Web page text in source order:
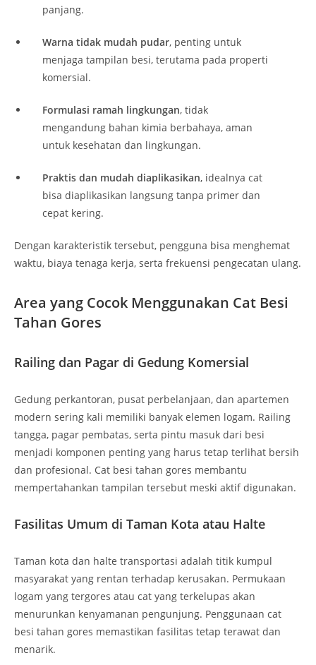
panjang.
Warna tidak mudah pudar, penting untuk
menjaga tampilan besi, terutama pada properti
komersial.
Formulasi ramah lingkungan, tidak
mengandung bahan kimia berbahaya, aman
untuk kesehatan dan lingkungan.
Praktis dan mudah diaplikasikan, idealnya cat
bisa diaplikasikan langsung tanpa primer dan
cepat kering.
Dengan karakteristik tersebut, pengguna bisa menghemat
waktu, biaya tenaga kerja, serta frekuensi pengecatan ulang.
Area yang Cocok Menggunakan Cat Besi
Tahan Gores
Railing dan Pagar di Gedung Komersial
Gedung perkantoran, pusat perbelanjaan, dan apartemen
modern sering kali memiliki banyak elemen logam. Railing
tangga, pagar pembatas, serta pintu masuk dari besi
menjadi komponen penting yang harus tetap terlihat bersih
dan profesional. Cat besi tahan gores membantu
mempertahankan tampilan tersebut meski aktif digunakan.
Fasilitas Umum di Taman Kota atau Halte
Taman kota dan halte transportasi adalah titik kumpul
masyarakat yang rentan terhadap kerusakan. Permukaan
logam yang tergores atau cat yang terkelupas akan
menurunkan kenyamanan pengunjung. Penggunaan cat
besi tahan gores memastikan fasilitas tetap terawat dan
menarik.